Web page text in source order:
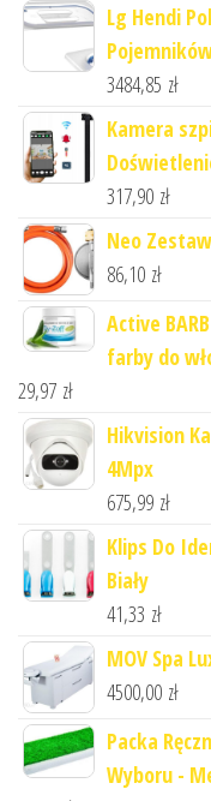
Lg Hendi
3484,85 zł
Kamera
317,90 zł
Neo
86,10 zł
Active
farby do
29,97 zł
Hikvision
4Mpx
675,99 zł
Klips Do
Biały
41,33 zł
MOV Spa
4500,00 zł
Packa
Wyboru -